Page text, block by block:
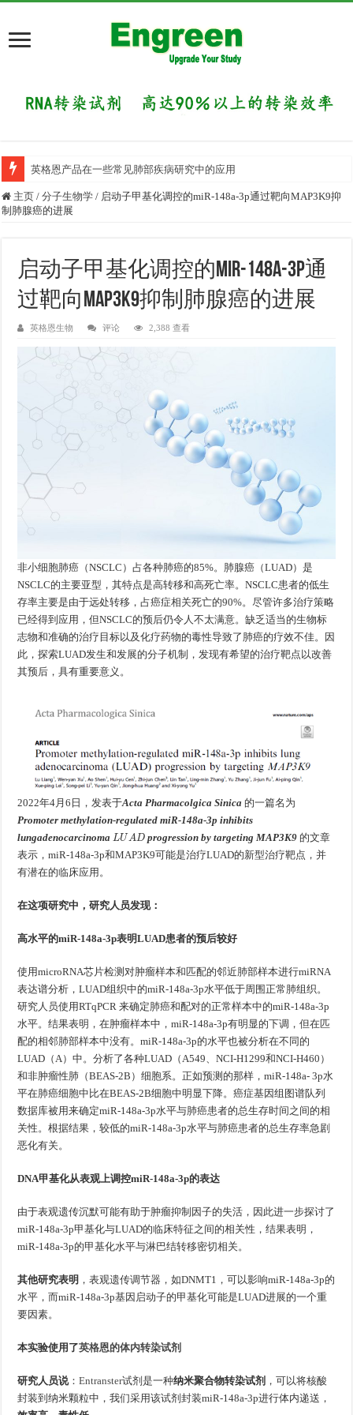
英格恩产品在一些常见肺部疾病研究中的应用
主页 / 分子生物学 / 启动子甲基化调控的miR-148a-3p通过靶向MAP3K9抑
制肺腺癌的进展
启动子甲基化调控的miR-148a-3p通
过靶向MAP3K9抑制肺腺癌的进展
英格恩生物 评论 2,388 查看
非小细胞肺癌（NSCLC）占各种肺癌的85%。肺腺癌（LUAD）是
NSCLC的主要亚型，其特点是高转移和高死亡率。NSCLC患者的低生
存率主要是由于远处转移，占癌症相关死亡的90%。尽管许多治疗策略
已经得到应用，但NSCLC的预后仍令人不太满意。缺乏适当的生物标
志物和准确的治疗目标以及化疗药物的毒性导致了肺癌的疗效不佳。因
此，探索LUAD发生和发展的分子机制，发现有希望的治疗靶点以改善
其预后，具有重要意义。
2022年4月6日，发表于Acta Pharmacolgica Sinica 的一篇名为
Promotermethylation-regulated miR-148a-3p inhibits
lungadenocarcinoma L UAD progression by targeting MAP3K9 的文章
表示，miR-148a-3p和MAP3K9可能是治疗LUAD的新型治疗靶点，并
有潜在的临床应用。
在这项研究中，研究人员发现：
高水平的miR-148a-3p表明LUAD患者的预后较好
使用microRNA芯片检测对肿瘤样本和匹配的邻近肺部样本进行miRNA
表达谱分析，LUAD组织中的miR-148a-3p水平低于周围正常肺组织。
研究人员使用RTqPCR 来确定肺癌和配对的正常样本中的miR-148a-3p
水平。结果表明，在肿瘤样本中，miR-148a-3p有明显的下调，但在匹
配的相邻肺部样本中没有。miR-148a-3p的水平也被分析在不同的
LUAD（A）中。分析了各种LUAD（A549、NCI-H1299和NCI-H460）
和非肿瘤性肺（BEAS-2B）细胞系。正如预测的那样，miR-148a- 3p水
平在肺癌细胞中比在BEAS-2B细胞中明显下降。癌症基因组图谱队列
数据库被用来确定miR-148a-3p水平与肺癌患者的总生存时间之间的相
关性。根据结果，较低的miR-148a-3p水平与肺癌患者的总生存率急剧
恶化有关。
DNA甲基化从表观上调控miR-148a-3p的表达
由于表观遗传沉默可能有助于肿瘤抑制因子的失活，因此进一步探讨了
miR-148a-3p甲基化与LUAD的临床特征之间的相关性，结果表明，
miR-148a-3p的甲基化水平与淋巴结转移密切相关。
其他研究表明 ，表观遗传调节器，如DNMT1，可以影响miR-148a-3p的
水平，而miR-148a-3p基因启动子的甲基化可能是LUAD进展的一个重
要因素。
本实验使用了英格恩的体内转染试剂
研究人员说：Entranster试剂是一种纳米聚合物转染试剂 ，可以将核酸
封装到纳米颗粒中，我们采用该试剂封装miR-148a-3p进行体内递送，